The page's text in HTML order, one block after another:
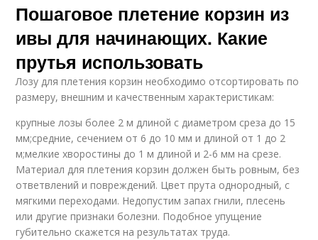
Пошаговое плетение корзин из
ивы для начинающих. Какие
прутья использовать
Лозу для плетения корзин необходимо отсортировать по
размеру, внешним и качественным характеристикам:
крупные лозы более 2 м длиной с диаметром среза до 15
мм;средние, сечением от 6 до 10 мм и длиной от 1 до 2
м;мелкие хворостины до 1 м длиной и 2-6 мм на срезе.
Материал для плетения корзин должен быть ровным, без
ответвлений и повреждений. Цвет прута однородный, с
мягкими переходами. Недопустим запах гнили, плесень
или другие признаки болезни. Подобное упущение
губительно скажется на результатах труда.